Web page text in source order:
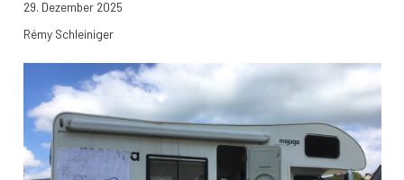
29. Dezember 2025
Rémy Schleiniger